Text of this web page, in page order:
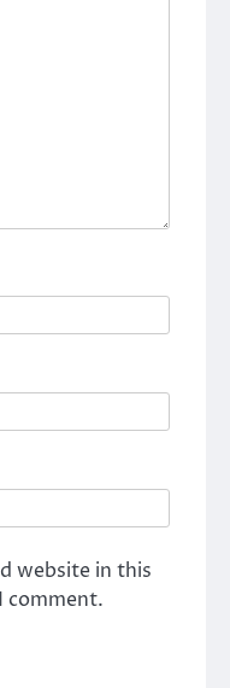
website in this
comment.